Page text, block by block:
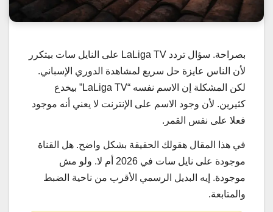
بصراحة. سؤال تردد LaLiga TV على النايل سات بيتكرر
لأن الناس عايزة حل سريع لمشاهدة الدوري الإسباني.
لكن المشكلة إن الاسم نفسه “LaLiga TV” بيخدع
كثيرين. لأن وجود الاسم على الإنترنت لا يعني أنه موجود
فعلا على نفس القمر.
في هذا المقال هقولك الحقيقة بشكل واضح. هل القناة
موجودة على نايل سات في 2026 أم لا. ولو مش
موجودة. إيه البديل الرسمي الأقرب من ناحية الضبط
والمتابعة.